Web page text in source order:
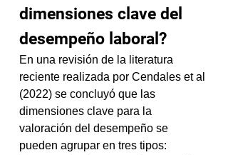
dimensiones clave del
desempeño laboral?
En una revisión de la literatura
reciente realizada por Cendales et al
(2022) se concluyó que las
dimensiones clave para la
valoración del desempeño se
pueden agrupar en tres tipos: